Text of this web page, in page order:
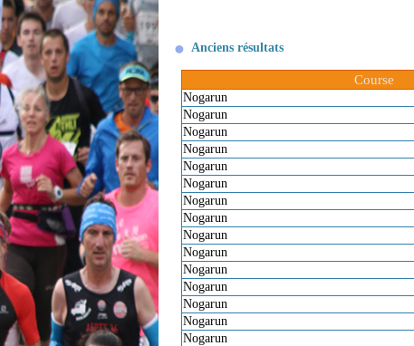
Anciens résultats
Course
Nogarun
Nogarun
Nogarun
Nogarun
Nogarun
Nogarun
Nogarun
Nogarun
Nogarun
Nogarun
Nogarun
Nogarun
Nogarun
Nogarun
Nogarun